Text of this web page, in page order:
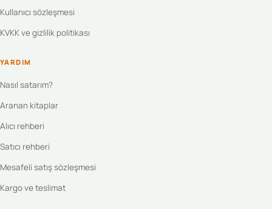
Kullanıcı sözleşmesi
KVKK ve gizlilik politikası
YARDIM
Nasıl satarım?
Aranan kitaplar
Alıcı rehberi
Satıcı rehberi
Mesafeli satış sözleşmesi
Kargo ve teslimat